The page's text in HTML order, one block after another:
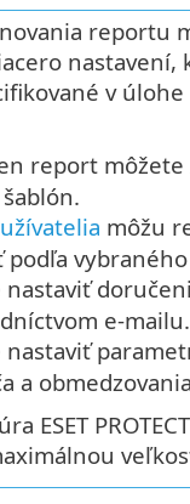
reportu
nastavení,
v úlohe
report môžete
môžu
vybraného
nastaviť
e-mailu.
nastaviť
a
ESET